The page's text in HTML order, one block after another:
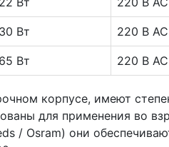
30 Вт 220 В AC
65 Вт 220 В AC
корпусе, имеют
для применения во
/ Osram) они